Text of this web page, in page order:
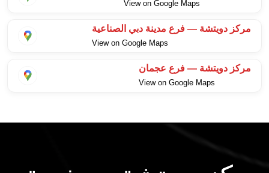
View on Google Maps
مركز دويتشة — فرع مدينة دبي الصناعية
View on Google Maps
مركز دويتشة — فرع عجمان
View on Google Maps
مركز دويتشة — خبرة